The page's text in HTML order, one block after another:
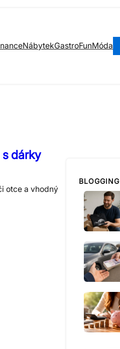
NábytekGastroFunMóda
dárky
otce a vhodný
BLOGGING